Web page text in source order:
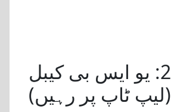
طریقہ 2: یو ایس بی کیبل
ٹاپ پر رہیں)